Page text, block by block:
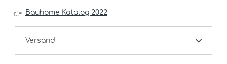
👉 Bauhome Katalog 2022
Versand